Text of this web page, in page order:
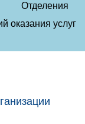
Отделения
оказания услуг